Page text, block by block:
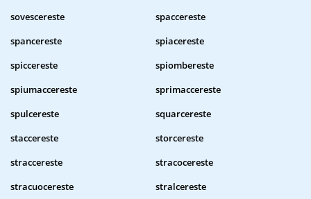
sovescereste
spaccereste
spancereste
spiacereste
spiccereste
spiombereste
spiumaccereste
sprimaccereste
spulcereste
squarcereste
staccereste
storcereste
straccereste
stracocereste
stracuocereste
stralcereste